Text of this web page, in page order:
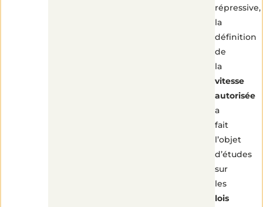
répressive,
la
définition
de
la
vitesse
autorisée
a
fait
l’objet
d’études
sur
les
lois